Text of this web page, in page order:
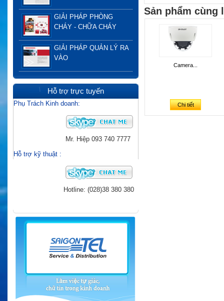
GIẢI PHÁP PHÒNG
CHÁY - CHỮA CHÁY
GIẢI PHÁP QUẢN LÝ RA
VÀO
Hỗ trợ trực tuyến
Phụ Trách Kinh doanh:
Mr. Hiệp 093 740 7777
Hỗ trợ kỹ thuật :
Hotline: (028)38 380 380
Sản phẩm cùng
Camera...
Chi tiết